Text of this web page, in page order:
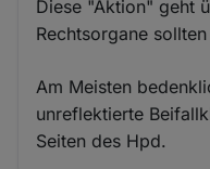
Diese "Aktion" geht
Rechtsorgane
Am Meisten
unreflektierte
Seiten des Hpd.